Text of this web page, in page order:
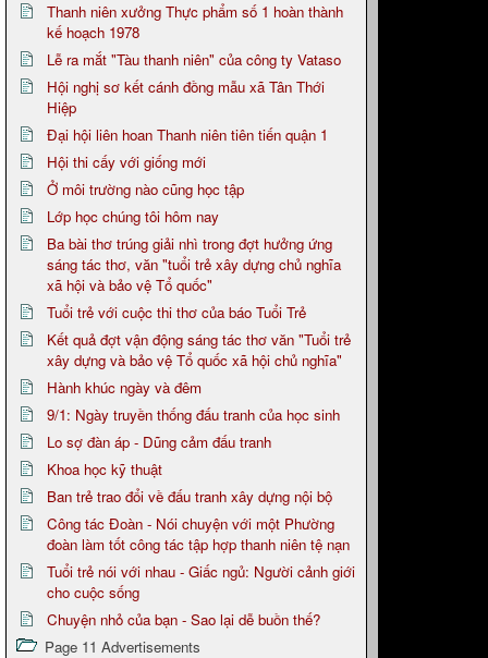
Thanh niên xưởng Thực phẩm số 1 hoàn thành
kế hoạch 1978
Lễ ra mắt "Tàu thanh niên" của công ty Vataso
Hội nghị sơ kết cánh đồng mẫu xã Tân Thới
Hiệp
Đại hội liên hoan Thanh niên tiên tiến quận 1
Hội thi cấy với giống mới
Ở môi trường nào cũng học tập
Lớp học chúng tôi hôm nay
Ba bài thơ trúng giải nhì trong đợt hưởng ứng
sáng tác thơ, văn "tuổi trẻ xây dựng chủ nghĩa
xã hội và bảo vệ Tổ quốc"
Tuổi trẻ với cuộc thi thơ của báo Tuổi Trẻ
Kết quả đợt vận động sáng tác thơ văn "Tuổi trẻ
xây dựng và bảo vệ Tổ quốc xã hội chủ nghĩa"
Hành khúc ngày và đêm
9/1: Ngày truyền thống đấu tranh của học sinh
Lo sợ đàn áp - Dũng cảm đấu tranh
Khoa học kỹ thuật
Ban trẻ trao đổi về đấu tranh xây dựng nội bộ
Công tác Đoàn - Nói chuyện với một Phường
đoàn làm tốt công tác tập hợp thanh niên tệ nạn
Tuổi trẻ nói với nhau - Giấc ngủ: Người cảnh giới
cho cuộc sống
Chuyện nhỏ của bạn - Sao lại dễ buồn thế?
Page 11 Advertisements